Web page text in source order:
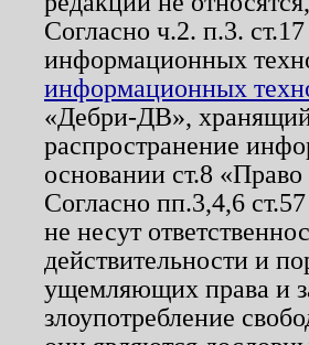
Согласно ч.2. п.3.
информационных
информационных
«Дебри-ДВ»,
распространение
основании ст.8
Согласно пп.3,4,6
не несут
действительности и
ущемляющих права и
злоупотребление